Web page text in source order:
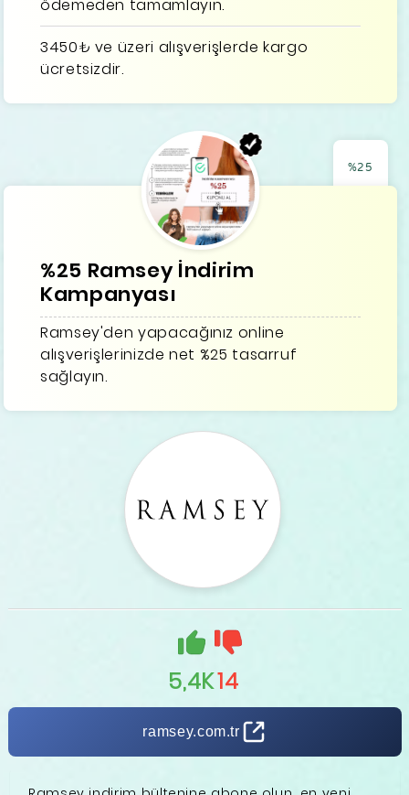
ödemeden tamamlayın.
3450₺ ve üzeri alışverişlerde kargo
ücretsizdir.
%25
%25 Ramsey İndirim
Kampanyası
Ramsey'den yapacağınız online
alışverişlerinizde net %25 tasarruf
sağlayın.
5,4K14
ramsey.com.tr